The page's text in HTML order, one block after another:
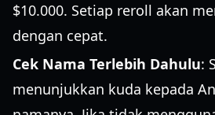
$10.000. Setiap reroll akan
dengan cepat.
Cek Nama Terlebih Dahulu:
menunjukkan kuda kepada